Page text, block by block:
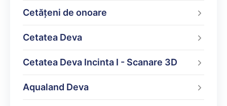
Cetățeni de onoare
Cetatea Deva
Cetatea Deva Incinta I - Scanare 3D
Aqualand Deva